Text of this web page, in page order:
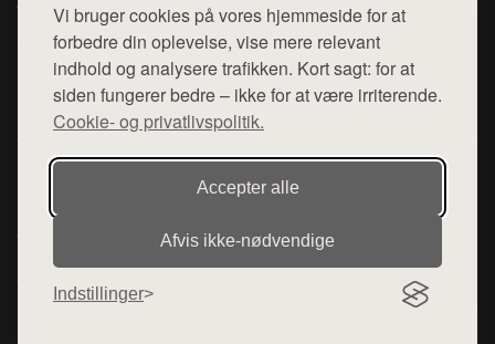
Vi bruger cookies på vores hjemmeside for at
forbedre din oplevelse, vise mere relevant
indhold og analysere trafikken. Kort sagt: for at
siden fungerer bedre – ikke for at være irriterende.
Cookie- og privatlivspolitik.
Accepter alle
Afvis ikke‑nødvendige
Indstillinger
Top Rabatter
Kontakt
Mail: hej@want.dk
Cookie- og privatlivspolitik
Denne side er en del af want.dk, der udgiver en række
hjemmesider med præsentation af forskellige produkter fra
diverse webshops. Der sælges ikke varer fra denne side - vi
henviser til de shops, som sælger varen. Vi har heller ikke
varerne på lager.